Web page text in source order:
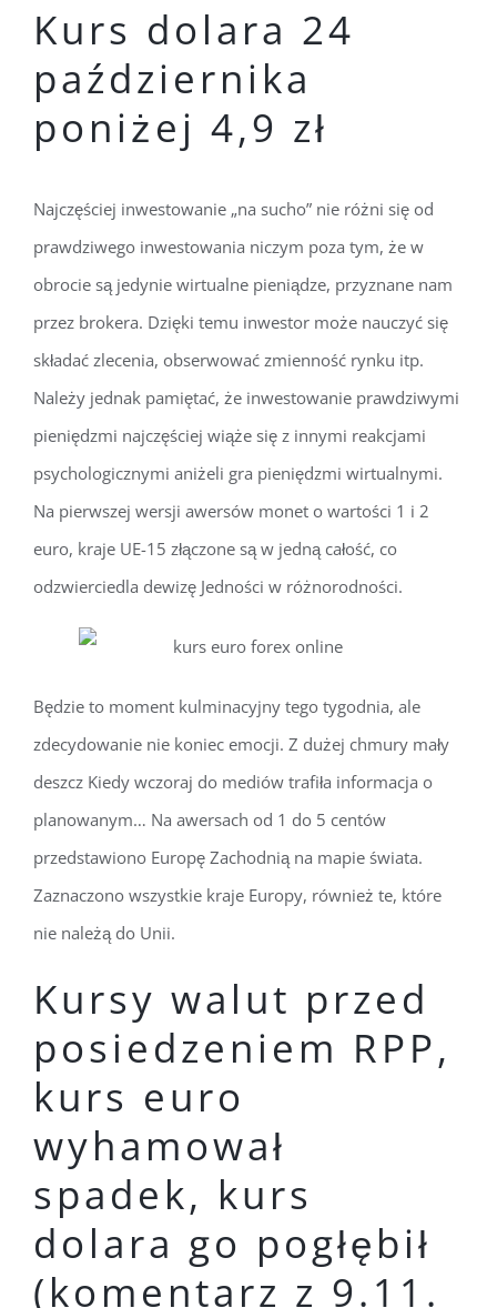
Kurs dolara 24
października
poniżej 4,9 zł
Najczęściej inwestowanie „na sucho” nie różni się od
prawdziwego inwestowania niczym poza tym, że w
obrocie są jedynie wirtualne pieniądze, przyznane nam
przez brokera. Dzięki temu inwestor może nauczyć się
składać zlecenia, obserwować zmienność rynku itp.
Należy jednak pamiętać, że inwestowanie prawdziwymi
pieniędzmi najczęściej wiąże się z innymi reakcjami
psychologicznymi aniżeli gra pieniędzmi wirtualnymi.
Na pierwszej wersji awersów monet o wartości 1 i 2
euro, kraje UE-15 złączone są w jedną całość, co
odzwierciedla dewizę Jedności w różnorodności.
Będzie to moment kulminacyjny tego tygodnia, ale
zdecydowanie nie koniec emocji. Z dużej chmury mały
deszcz Kiedy wczoraj do mediów trafiła informacja o
planowanym… Na awersach od 1 do 5 centów
przedstawiono Europę Zachodnią na mapie świata.
Zaznaczono wszystkie kraje Europy, również te, które
nie należą do Unii.
Kursy walut przed
posiedzeniem RPP,
kurs euro
wyhamował
spadek, kurs
dolara go pogłębił
(komentarz z 9.11.